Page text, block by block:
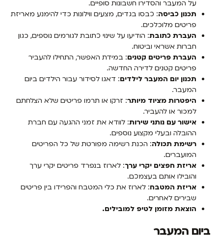
על המעבר והסדירו חשבונות סופיים.
תכנון כביסה: כבסו בגדים, מצעים ווילונות כדי להימנע מאריזת
פריטים מלוכלכים.
העברת כתובת: הודיעו על שינוי כתובת לגורמים נוספים, כגון
חברות אשראי וביטוח.
העברת פריטים קטנים: במידת האפשר, התחילו להעביר
פריטים קטנים לדירה החדשה.
תכנון יום המעבר לילדים: דאגו לסידור עבור הילדים ביום
המעבר.
היפטרות מציוד מיותר: זרקו או תרמו פריטים שלא הצלחתם
למכור או להעביר.
אישור עם נותני שירות: לוודא את זמני ההגעה עם חברת
ההובלה ובעלי מקצוע נוספים.
רשימת תכולה: הכנת רשימה מפורטת של כל הפריטים
המועברים.
אריזת חפצים יקרי ערך: לארוז בנפרד פריטים יקרי ערך
והובילו אותם בעצמכם.
אריזת המטבח: לארוז את כלי המטבח והפרידו בין פריטים
שבירים לאחרים.
הוצאת מזומן לטיפ למובילים.
ביום המעבר